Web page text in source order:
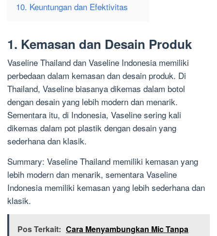
10. Keuntungan dan Efektivitas
1. Kemasan dan Desain Produk
Vaseline Thailand dan Vaseline Indonesia memiliki
perbedaan dalam kemasan dan desain produk. Di
Thailand, Vaseline biasanya dikemas dalam botol
dengan desain yang lebih modern dan menarik.
Sementara itu, di Indonesia, Vaseline sering kali
dikemas dalam pot plastik dengan desain yang
sederhana dan klasik.
Summary: Vaseline Thailand memiliki kemasan yang
lebih modern dan menarik, sementara Vaseline
Indonesia memiliki kemasan yang lebih sederhana dan
klasik.
Pos Terkait: Cara Menyambungkan Mic Tanpa